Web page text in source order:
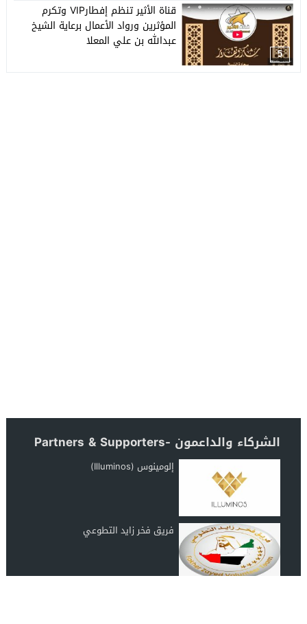
5
قناة الأثير تنظم إفطارVIP وتكرم
المؤثرين ورواد الأعمال برعاية الشيخ
عبدالله بن علي المعلا
الشركاء والداعمون -Partners & Supporters
إلومينوس (Illuminos)
فريق فخر زايد التطوعي